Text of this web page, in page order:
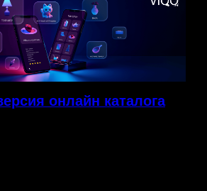
онлайн каталога